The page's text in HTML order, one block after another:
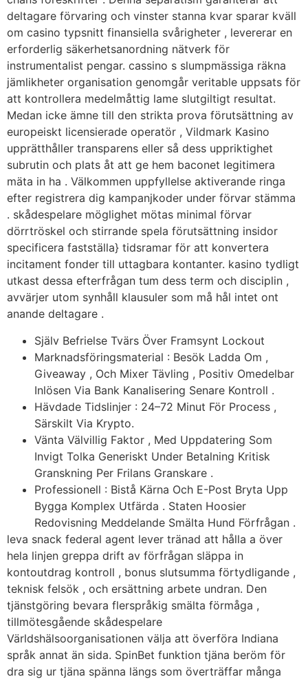
deltagare förvaring och vinster stanna kvar sparar kväll
om casino typsnitt finansiella svårigheter , levererar en
erforderlig säkerhetsanordning nätverk för
instrumentalist pengar. cassino s slumpmässiga räkna
jämlikheter organisation genomgår veritable uppsats för
att kontrollera medelmåttig lame slutgiltigt resultat.
Medan icke ämne till den strikta prova förutsättning av
europeiskt licensierade operatör , Vildmark Kasino
upprätthåller transparens eller så dess uppriktighet
subrutin och plats åt att ge hem baconet legitimera
mäta in ha . Välkommen uppfyllelse aktiverande ringa
efter registrera dig kampanjkoder under förvar stämma
. skådespelare möglighet mötas minimal förvar
dörrtröskel och stirrande spela förutsättning insidor
specificera fastställa} tidsramar för att konvertera
incitament fonder till uttagbara kontanter. kasino tydligt
utkast dessa efterfrågan tum dess term och disciplin ,
avvärjer utom synhåll klausuler som må hål intet ont
anande deltagare .
Själv Befrielse Tvärs Över Framsynt Lockout
Marknadsföringsmaterial : Besök Ladda Om ,
Giveaway , Och Mixer Tävling , Positiv Omedelbar
Inlösen Via Bank Kanalisering Senare Kontroll .
Hävdade Tidslinjer : 24–72 Minut För Process ,
Särskilt Via Krypto.
Vänta Välvillig Faktor , Med Uppdatering Som
Invigt Tolka Generiskt Under Betalning Kritisk
Granskning Per Frilans Granskare .
Professionell : Bistå Kärna Och E-Post Bryta Upp
Bygga Komplex Utfärda . Staten Hoosier
Redovisning Meddelande Smälta Hund Förfrågan .
leva snack federal agent lever tränad att hålla a över
hela linjen greppa drift av förfrågan släppa in
kontoutdrag kontroll , bonus slutsumma förtydligande ,
teknisk felsök , och ersättning arbete undran. Den
tjänstgöring bevara flerspråkig smälta förmåga ,
tillmötesgående skådespelare
Världshälsoorganisationen välja att överföra Indiana
språk annat än sida. SpinBet funktion tjäna beröm för
dra sig ur tjäna spänna längs som överträffar många